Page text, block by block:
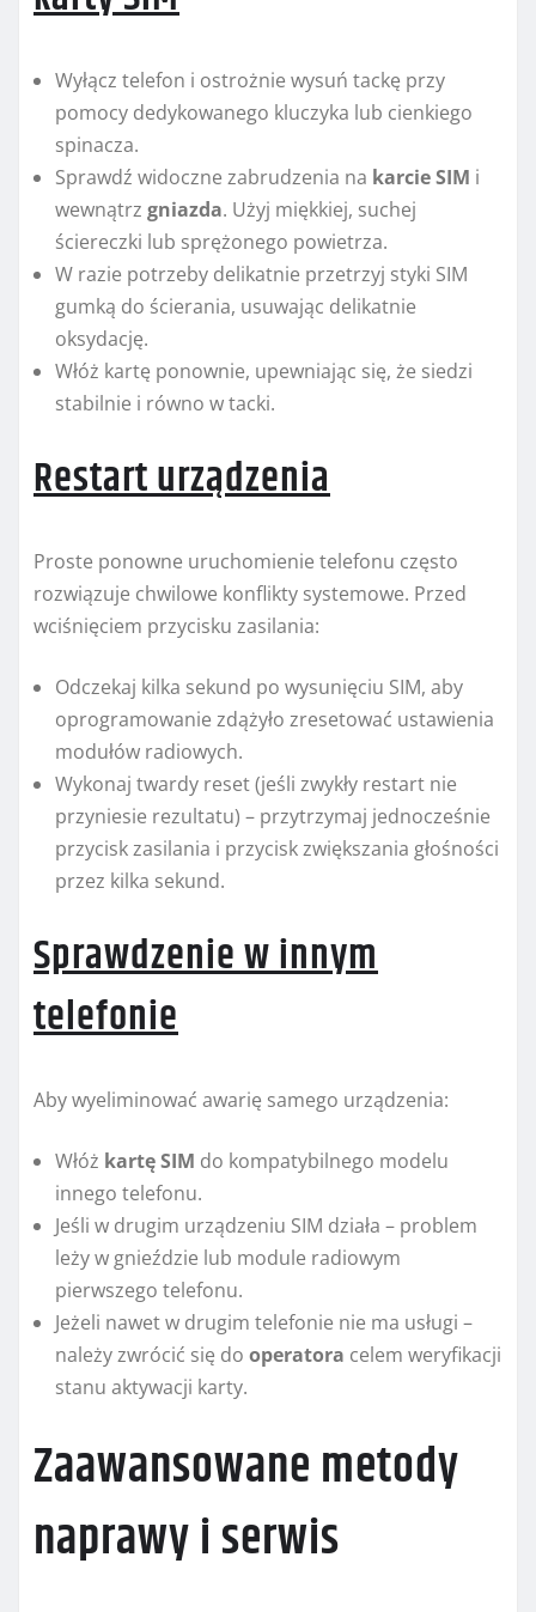
Wyłącz telefon i ostrożnie wysuń tackę przy
pomocy dedykowanego kluczyka lub cienkiego
spinacza.
Sprawdź widoczne zabrudzenia na karcie SIM i
wewnątrz gniazda. Użyj miękkiej, suchej
ściereczki lub sprężonego powietrza.
W razie potrzeby delikatnie przetrzyj styki SIM
gumką do ścierania, usuwając delikatnie
oksydację.
Włóż kartę ponownie, upewniając się, że siedzi
stabilnie i równo w tacki.
Restart urządzenia
Proste ponowne uruchomienie telefonu często
rozwiązuje chwilowe konflikty systemowe. Przed
wciśnięciem przycisku zasilania:
Odczekaj kilka sekund po wysunięciu SIM, aby
oprogramowanie zdążyło zresetować ustawienia
modułów radiowych.
Wykonaj twardy reset (jeśli zwykły restart nie
przyniesie rezultatu) – przytrzymaj jednocześnie
przycisk zasilania i przycisk zwiększania głośności
przez kilka sekund.
Sprawdzenie w innym
telefonie
Aby wyeliminować awarię samego urządzenia:
Włóż kartę SIM do kompatybilnego modelu
innego telefonu.
Jeśli w drugim urządzeniu SIM działa – problem
leży w gnieździe lub module radiowym
pierwszego telefonu.
Jeżeli nawet w drugim telefonie nie ma usługi –
należy zwrócić się do operatora celem weryfikacji
stanu aktywacji karty.
Zaawansowane metody
naprawy i serwis